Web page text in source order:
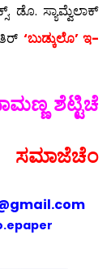
ಡೊ. ಸ್ಯಾಮ್ವೆಲಾಕ್
‘ಬುಡ್ಕುಲೊ’ ಇ-
ಶೆಟ್ಟಿಚೆ
ಸಮಾಜೆಚೆಂ